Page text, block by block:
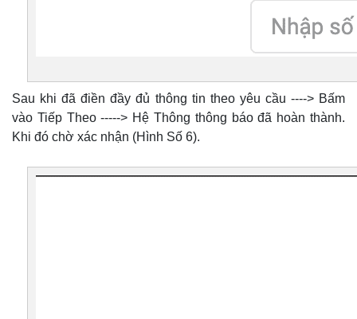
Sau khi đã điền đầy đủ thông tin theo yêu cầu ----> Bấm
vào Tiếp Theo -----> Hệ Thông thông báo đã hoàn thành.
Khi đó chờ xác nhận (Hình Số 6).